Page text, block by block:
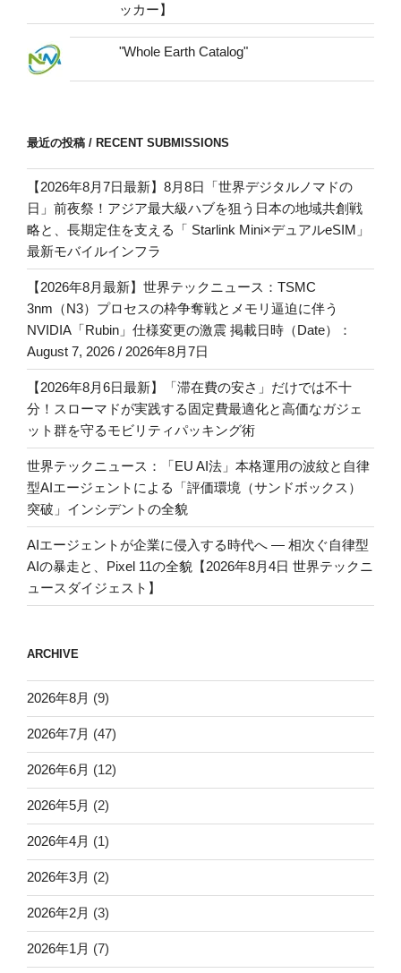
ッカー】
"Whole Earth Catalog"
最近の投稿 / RECENT SUBMISSIONS
【2026年8月7日最新】8月8日「世界デジタルノマドの
日」前夜祭！アジア最大級ハブを狙う日本の地域共創戦
略と、長期定住を支える「 Starlink Mini×デュアルeSIM」
最新モバイルインフラ
【2026年8月最新】世界テックニュース：TSMC
3nm（N3）プロセスの枠争奪戦とメモリ逼迫に伴う
NVIDIA「Rubin」仕様変更の激震 掲載日時（Date）：
August 7, 2026 / 2026年8月7日
【2026年8月6日最新】「滞在費の安さ」だけでは不十
分！スローマドが実践する固定費最適化と高価なガジェ
ット群を守るモビリティパッキング術
世界テックニュース：「EU AI法」本格運用の波紋と自律
型AIエージェントによる「評価環境（サンドボックス）
突破」インシデントの全貌
AIエージェントが企業に侵入する時代へ — 相次ぐ自律型
AIの暴走と、Pixel 11の全貌【2026年8月4日 世界テックニ
ュースダイジェスト】
ARCHIVE
2026年8月 (9)
2026年7月 (47)
2026年6月 (12)
2026年5月 (2)
2026年4月 (1)
2026年3月 (2)
2026年2月 (3)
2026年1月 (7)